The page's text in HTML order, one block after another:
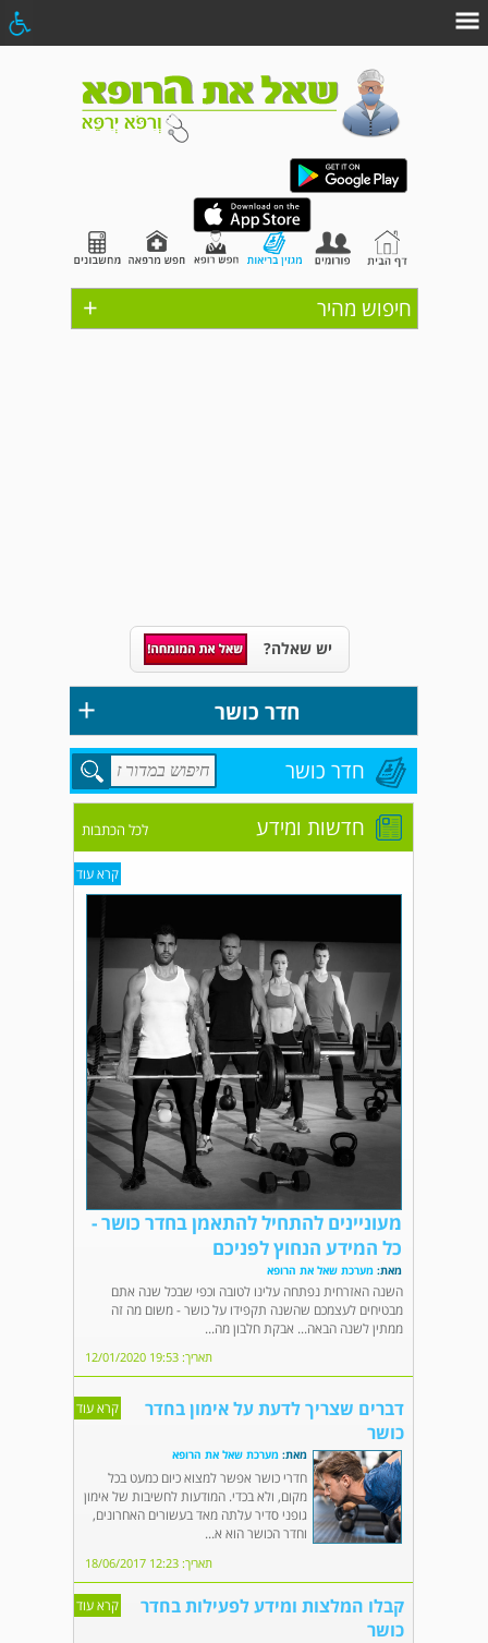
+ חיפוש מהיר
יש שאלה?
חדר כושר +
חדר כושר
חדשות ומידע
לכל הכתבות
קרא עוד
מעוניינים להתחיל להתאמן בחדר כושר -
כל המידע הנחוץ לפניכם
מאת:מערכת שאל את הרופא
השנה האזרחית נפתחה עלינו לטובה וכפי שבכל שנה אתם
מבטיחים לעצמכם שהשנה תקפידו על כושר - משום מה זה
ממתין לשנה הבאה... אבקת חלבון מה...
תאריך: 19:53 12/01/2020
קרא עוד
דברים שצריך לדעת על אימון בחדר
כושר
מאת:מערכת שאל את הרופא
חדרי כושר אפשר למצוא כיום כמעט בכל
מקום, ולא בכדי. המודעות לחשיבות של אימון
גופני סדיר עלתה מאד בעשורים האחרונים,
וחדר הכושר הוא א...
תאריך: 12:23 18/06/2017
קרא עוד
קבלו המלצות ומידע לפעילות בחדר
כושר